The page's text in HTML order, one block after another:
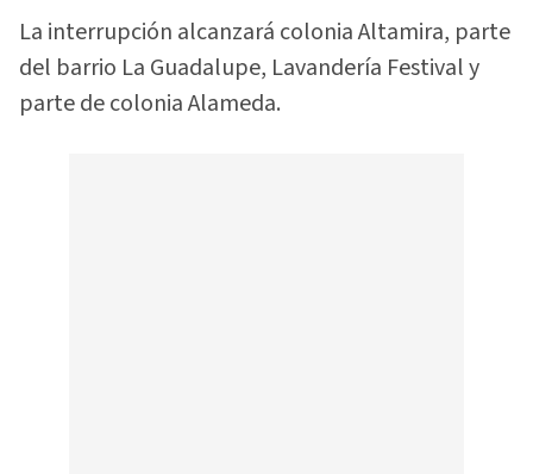
La interrupción alcanzará colonia Altamira, parte
del barrio La Guadalupe, Lavandería Festival y
parte de colonia Alameda.